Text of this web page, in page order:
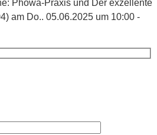
Phowa-Praxis und Der exzellente
am Do.. 05.06.2025 um 10:00 -